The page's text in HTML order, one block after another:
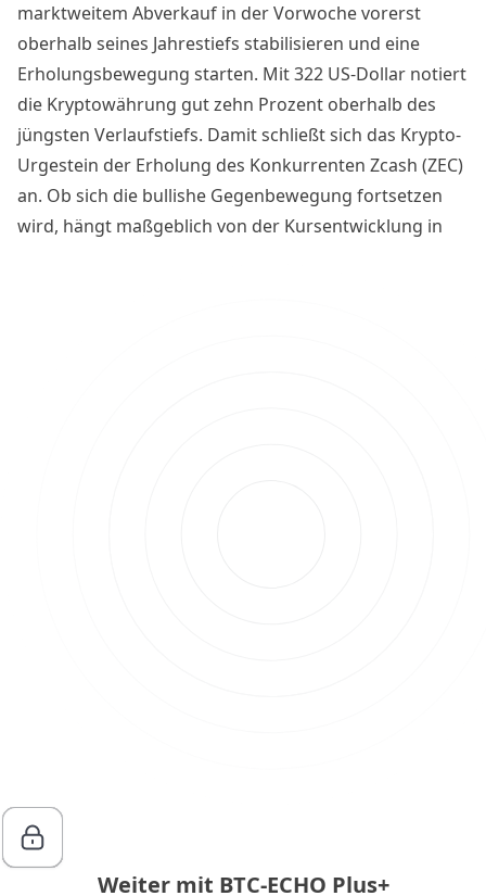
marktweitem Abverkauf in der Vorwoche vorerst
oberhalb seines Jahrestiefs stabilisieren und eine
Erholungsbewegung starten. Mit 322 US-Dollar notiert
die Kryptowährung gut zehn Prozent oberhalb des
jüngsten Verlaufstiefs. Damit schließt sich das Krypto-
Urgestein der Erholung des Konkurrenten Zcash (ZEC)
an. Ob sich die bullishe Gegenbewegung fortsetzen
wird, hängt maßgeblich von der Kursentwicklung in
Weiter mit BTC-ECHO Plus+